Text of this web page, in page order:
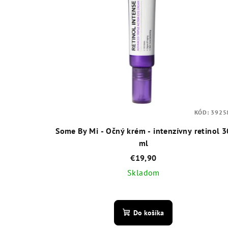
Some By Mi - Očný krém - intenzívny retinol
ml
€19,90
Skladom
hodnotenie
produktu
Do košíka
KÓD: